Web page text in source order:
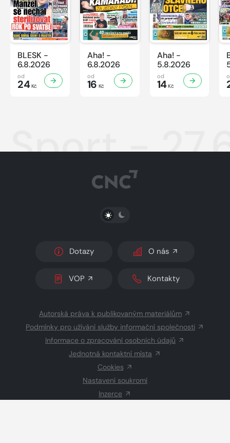
BLESK -
6.8.2026
od
24Kč
Aha! -
6.8.2026
od
16 Kč
Aha! -
5.8.2026
od
14Kč
Sport -
PŘEPNOUT SVĚTLÝ/TMAVÝ REŽIM
Dotazy O nás
VOP Kontakty
Autorská práva k publikovaným materiálům
Podmínky pro užívání služby informační společnosti
Informace o zpracování osobních údajů
Jednotná kontaktní místa
Cookies
Nastavení soukromí
Inzerce